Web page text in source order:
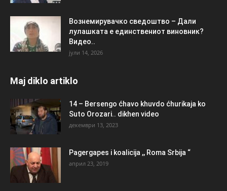
Вознемирувачко сведоштво – Дали
лулашката е единствениот виновник?
Видео..
јули 14, 2026
Maj diklo artiklo
14 – Bersengo ćhavo khuvdo ćhurikaja ko
Suto Orozari.. dikhen video
декември 13, 2023
Pagergapes i koalicija ,, Roma Srbija “
април 23, 2019